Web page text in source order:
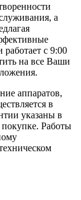
а
с 9:00
на все Ваши
аппаратов,
в
указаны в
покупке. Работы